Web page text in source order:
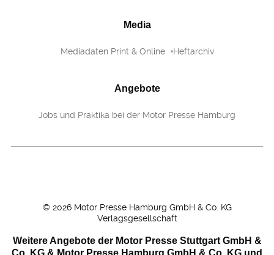
Media
Mediadaten Print & Online Heftarchiv
Angebote
Jobs und Praktika bei der Motor Presse Hamburg
© 2026 Motor Presse Hamburg GmbH & Co. KG
Verlagsgesellschaft
Weitere Angebote der Motor Presse Stuttgart GmbH &